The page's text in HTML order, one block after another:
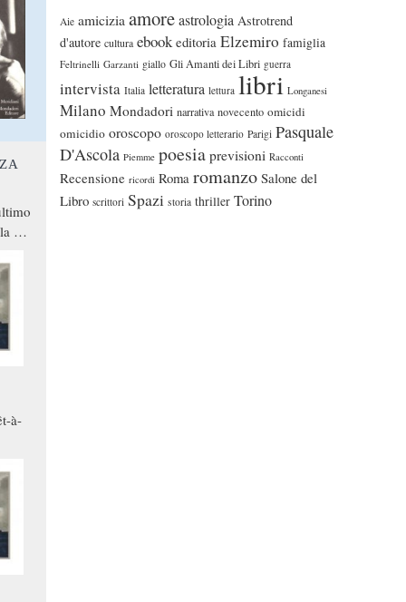
Aie amicizia amoreastrologia Astrotrend
d'autore cultura ebook editoria Elzemiro famiglia
Feltrinelli Garzanti giallo Gli Amanti dei Libri guerra
intervista Italia letteratura lettura libri Longanesi
Milano Mondadori narrativa novecento omicidi
omicidio oroscopo oroscopo letterario Parigi Pasquale
D'Ascola Piemme poesia previsioni Racconti
Recensione ricordi Roma romanzo Salone del
Libro scrittori Spazi storia thriller Torino
a
à-